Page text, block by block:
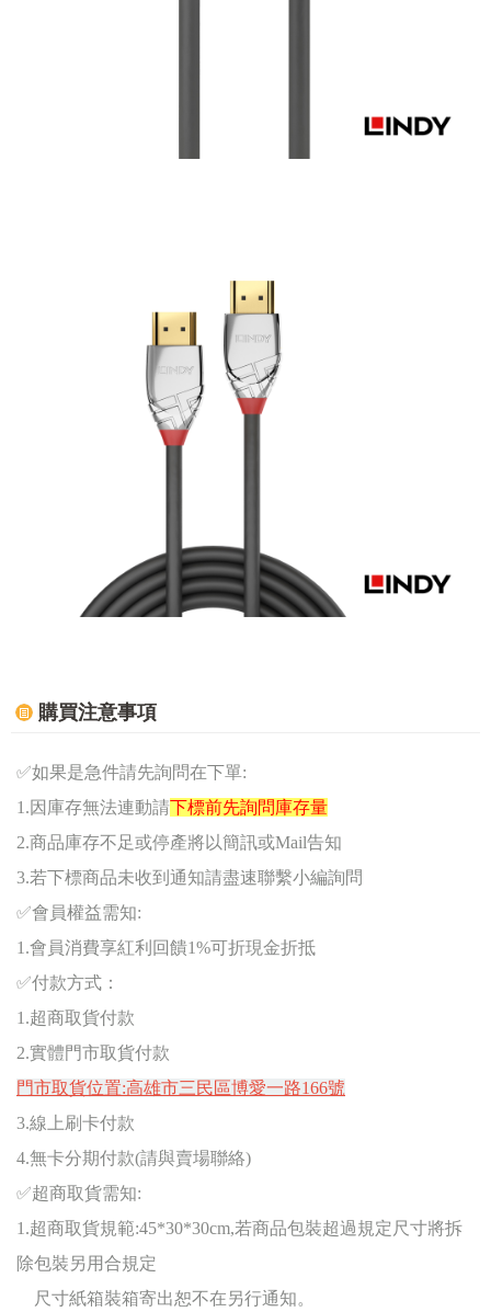
購買注意事項
✅如果是急件請先詢問在下單:
1.因庫存無法連動請下標前先詢問庫存量
2.商品庫存不足或停產將以簡訊或Mail告知
3.若下標商品未收到通知請盡速聯繫小編詢問
✅會員權益需知:
1.會員消費享紅利回饋1%可折現金折抵
✅付款方式：
1.超商取貨付款
2.實體門市取貨付款
門市取貨位置:高雄市三民區博愛一路166號
3.線上刷卡付款
4.無卡分期付款(請與賣場聯絡)
✅超商取貨需知:
1.超商取貨規範:45*30*30cm,若商品包裝超過規定尺寸將拆
除包裝另用合規定
尺寸紙箱裝箱寄出恕不在另行通知。